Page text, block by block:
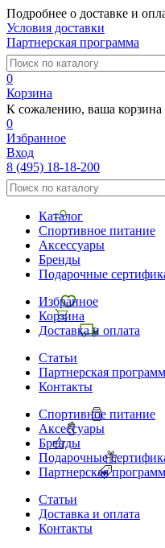
Подробнее о доставке и
Условия доставки
Партнерская программа
0
Корзина
К сожалению, ваша корзина
0
Избранное
Вход
8 (495) 18-18-200
Каталог
Спортивное питание
Аксессуары
Бренды
Подарочные
Избранное
Корзина
Доставка и оплата
Статьи
Партнерская
Контакты
Спортивное питание
Аксессуары
Бренды
Подарочные
Партнерская
Статьи
Доставка и оплата
Контакты